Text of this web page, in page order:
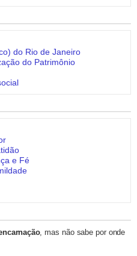
do Rio de Janeiro
do Patrimônio
e Fé
, mas não sabe por onde